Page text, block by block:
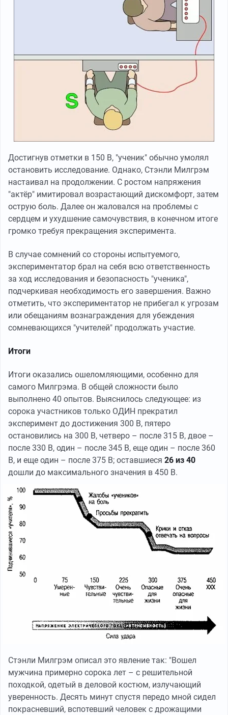
Достигнув отметки в 150 В, "ученик" обычно умолял
остановить исследование. Однако, Стэнли Милгрэм
настаивал на продолжении. С ростом напряжения
"актёр" имитировал возрастающий дискомфорт, затем
острую боль. Далее он жаловался на проблемы с
сердцем и ухудшение самочувствия, в конечном итоге
громко требуя прекращения эксперимента.
В случае сомнений со стороны испытуемого,
экспериментатор брал на себя всю ответственность
за ход исследования и безопасность "ученика",
подчеркивая необходимость его завершения. Важно
отметить, что экспериментатор не прибегал к угрозам
или обещаниям вознаграждения для убеждения
сомневающихся "учителей" продолжать участие.
Итоги
Итоги оказались ошеломляющими, особенно для
самого Милгрэма. В общей сложности было
выполнено 40 опытов. Выяснилось следующее: из
сорока участников только ОДИН прекратил
эксперимент до достижения 300 В, пятеро
остановились на 300 В, четверо – после 315 В, двое –
после 330 В, один – после 345 В, еще один – после 360
В, и еще один – после 375 В; оставшиеся 26 из 40
дошли до максимального значения в 450 В.
Стэнли Милгрэм описал это явление так: "Вошел
мужчина примерно сорока лет – с решительной
походкой, одетый в деловой костюм, излучающий
уверенность. Десять минут спустя передо мной сидел
покрасневший, вспотевший человек с дрожащими